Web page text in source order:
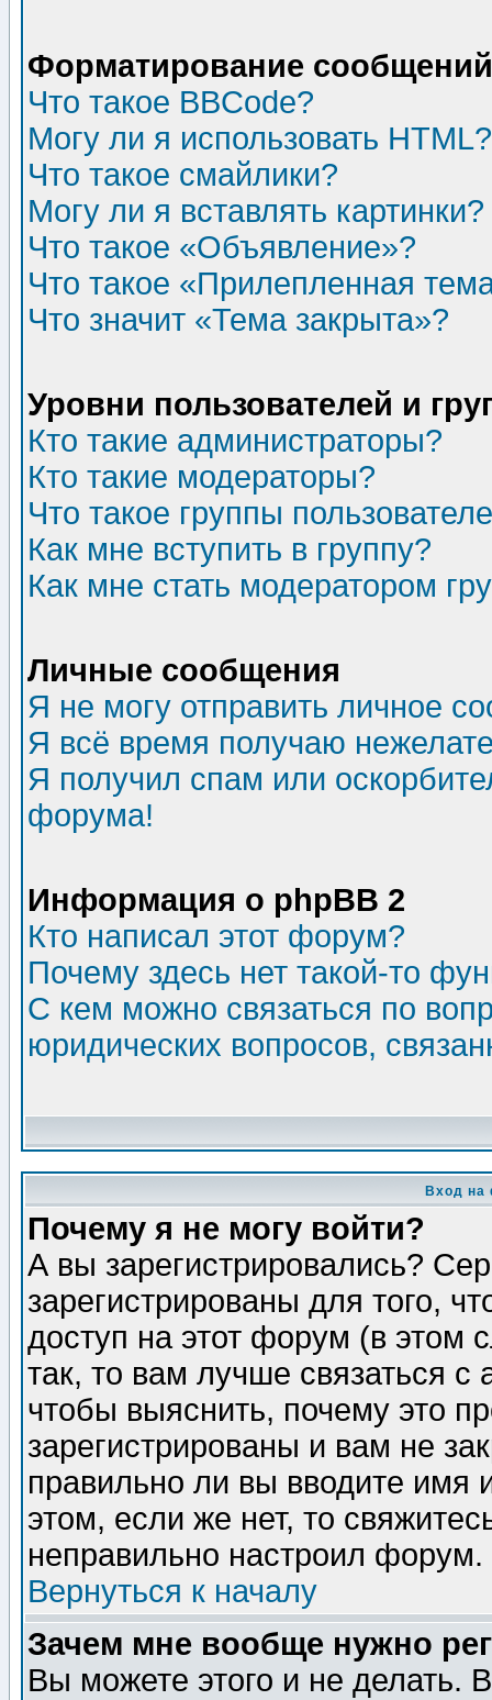
Форматирование
Что такое BBCode?
Могу ли я использовать HTML?
Что такое смайлики?
Могу ли я вставлять картинки?
Что такое «Объявление»?
Что такое «Прилепленная
Что значит «Тема закрыта»?
Уровни пользователей и
Кто такие администраторы?
Кто такие модераторы?
Что такое группы
Как мне вступить в группу?
Как мне стать модератором
Личные сообщения
Я не могу отправить личное
Я всё время получаю
Я получил спам или
форума!
Информация о phpBB 2
Кто написал этот форум?
Почему здесь нет такой-то
С кем можно связаться по
юридических вопросов,
Вход на
Почему я не могу войти?
А вы зарегистрировались?
зарегистрированы для того,
доступ на этот форум (в этом
так, то вам лучше связаться
чтобы выяснить, почему это
зарегистрированы и вам не
правильно ли вы вводите
этом, если же нет, то
неправильно настроил форум.
Вернуться к началу
Зачем мне вообще нужно
Вы можете этого и не делать.